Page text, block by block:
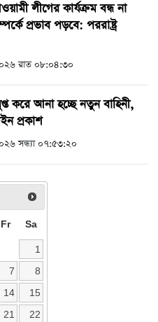
লীগের কার্যক্রম বন্ধ না
প্রভাব পড়বে: পররাষ্ট্র
রাত ০৮:০৪:৩০
করে আনা হচ্ছে নতুন বাহিনী,
প্রকাশ
সন্ধ্যা ০৭:৫৩:২০
Fr Sa
1
7
8
14
15
21
22